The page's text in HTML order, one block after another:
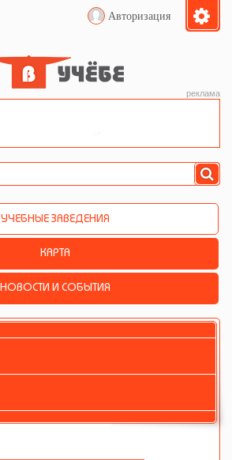
Авторизация
реклама
УЧЕБНЫЕ ЗАВЕДЕНИЯ
КАРТА
НОВОСТИ И СОБЫТИЯ